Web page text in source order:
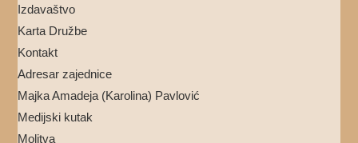
Izdavaštvo
Karta Družbe
Kontakt
Adresar zajednice
Majka Amadeja (Karolina) Pavlović
Medijski kutak
Molitva